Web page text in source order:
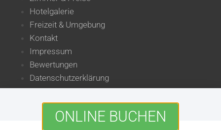
Hotelgalerie
Freizeit & Umgebung
Kontakt
Impressum
Bewertungen
Datenschutzerklärung
HOTEL GERBERHAUS
Spitalgasse 25
Jetzt zum Bestpreis buchen
ONLINE BUCHEN